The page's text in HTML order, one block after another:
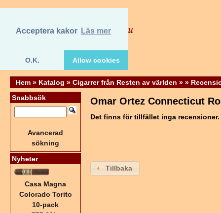
Acceptera kakor Läs mer
O.K. Allow cookies
Hem » Katalog » Cigarrer från Resten av världen » »
Omar Ortez Connecticut
Det finns för tillfället inga recensioner.
Tillbaka
Snabbsök
Avancerad
sökning
Nyheter
Casa Magna
Colorado Torito
10-pack